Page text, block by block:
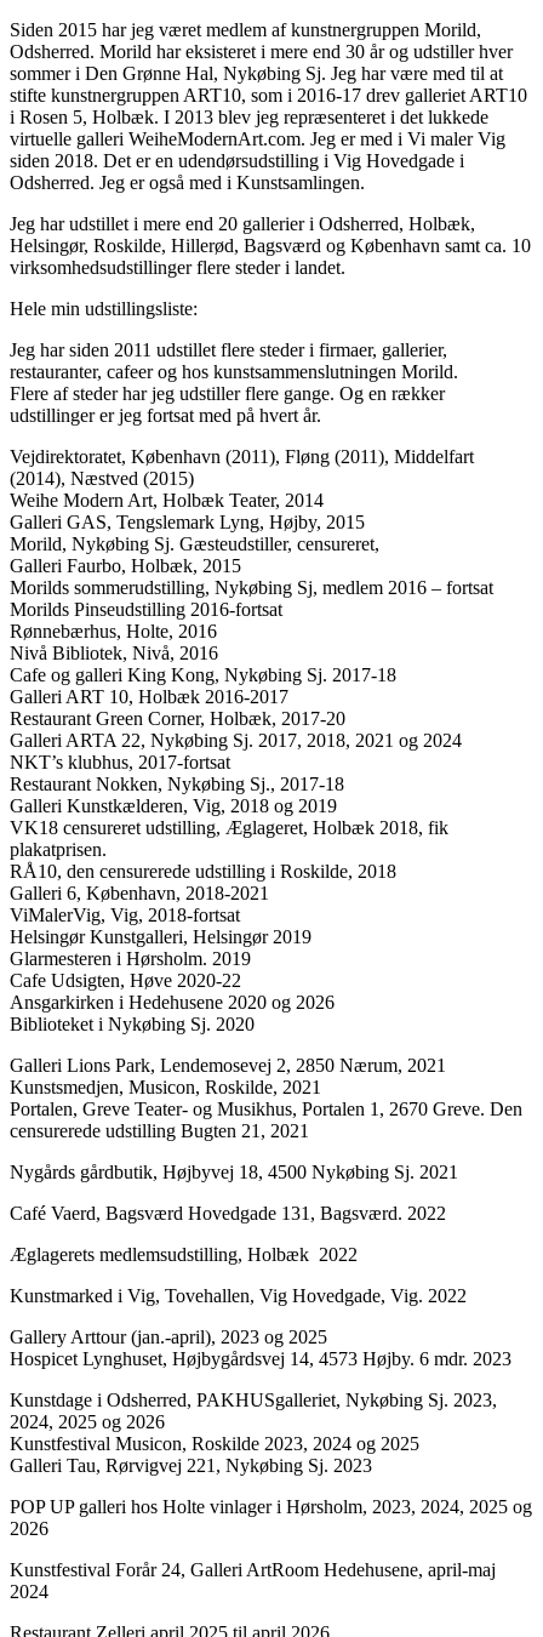
Siden 2015 har jeg været medlem af kunstnergruppen Morild,
Odsherred. Morild har eksisteret i mere end 30 år og udstiller hver
sommer i Den Grønne Hal, Nykøbing Sj. Jeg har være med til at
stifte kunstnergruppen ART10, som i 2016-17 drev galleriet ART10
i Rosen 5, Holbæk. I 2013 blev jeg repræsenteret i det lukkede
virtuelle galleri WeiheModernArt.com. Jeg er med i Vi maler Vig
siden 2018. Det er en udendørsudstilling i Vig Hovedgade i
Odsherred. Jeg er også med i Kunstsamlingen.
Jeg har udstillet i mere end 20 gallerier i Odsherred, Holbæk,
Helsingør, Roskilde, Hillerød, Bagsværd og København samt ca. 10
virksomhedsudstillinger flere steder i landet.
Hele min udstillingsliste:
Jeg har siden 2011 udstillet flere steder i firmaer, gallerier,
restauranter, cafeer og hos kunstsammenslutningen Morild.
Flere af steder har jeg udstiller flere gange. Og en rækker
udstillinger er jeg fortsat med på hvert år.
Vejdirektoratet, København (2011), Fløng (2011), Middelfart
(2014), Næstved (2015)
Weihe Modern Art, Holbæk Teater, 2014
Galleri GAS, Tengslemark Lyng, Højby, 2015
Morild, Nykøbing Sj. Gæsteudstiller, censureret,
Galleri Faurbo, Holbæk, 2015
Morilds sommerudstilling, Nykøbing Sj, medlem 2016 – fortsat
Morilds Pinseudstilling 2016-fortsat
Rønnebærhus, Holte, 2016
Nivå Bibliotek, Nivå, 2016
Cafe og galleri King Kong, Nykøbing Sj. 2017-18
Galleri ART 10, Holbæk 2016-2017
Restaurant Green Corner, Holbæk, 2017-20
Galleri ARTA 22, Nykøbing Sj. 2017, 2018, 2021 og 2024
NKT’s klubhus, 2017-fortsat
Restaurant Nokken, Nykøbing Sj., 2017-18
Galleri Kunstkælderen, Vig, 2018 og 2019
VK18 censureret udstilling, Æglageret, Holbæk 2018, fik
plakatprisen.
RÅ10, den censurerede udstilling i Roskilde, 2018
Galleri 6, København, 2018-2021
ViMalerVig, Vig, 2018-fortsat
Helsingør Kunstgalleri, Helsingør 2019
Glarmesteren i Hørsholm. 2019
Cafe Udsigten, Høve 2020-22
Ansgarkirken i Hedehusene 2020 og 2026
Biblioteket i Nykøbing Sj. 2020
Galleri Lions Park, Lendemosevej 2, 2850 Nærum, 2021
Kunstsmedjen, Musicon, Roskilde, 2021
Portalen, Greve Teater- og Musikhus, Portalen 1, 2670 Greve. Den
censurerede udstilling Bugten 21, 2021
Nygårds gårdbutik, Højbyvej 18, 4500 Nykøbing Sj. 2021
Café Vaerd, Bagsværd Hovedgade 131, Bagsværd. 2022
Æglagerets medlemsudstilling, Holbæk 2022
Kunstmarked i Vig, Tovehallen, Vig Hovedgade, Vig. 2022
Gallery Arttour (jan.-april), 2023 og 2025
Hospicet Lynghuset, Højbygårdsvej 14, 4573 Højby. 6 mdr. 2023
Kunstdage i Odsherred, PAKHUSgalleriet, Nykøbing Sj. 2023,
2024, 2025 og 2026
Kunstfestival Musicon, Roskilde 2023, 2024 og 2025
Galleri Tau, Rørvigvej 221, Nykøbing Sj. 2023
POP UP galleri hos Holte vinlager i Hørsholm, 2023, 2024, 2025 og
2026
Kunstfestival Forår 24, Galleri ArtRoom Hedehusene, april-maj
2024
Restaurant Zelleri april 2025 til april 2026